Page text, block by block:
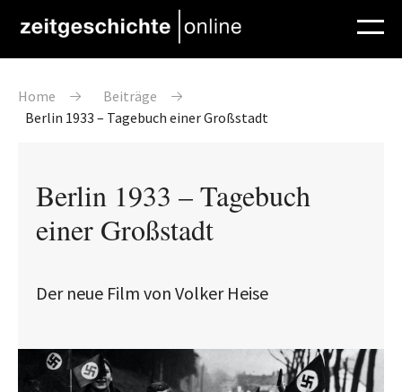
Pfadnavigation
Home
Beiträge
Berlin 1933 – Tagebuch einer Großstadt
Berlin 1933 – Tagebuch
einer Großstadt
Der neue Film von Volker Heise